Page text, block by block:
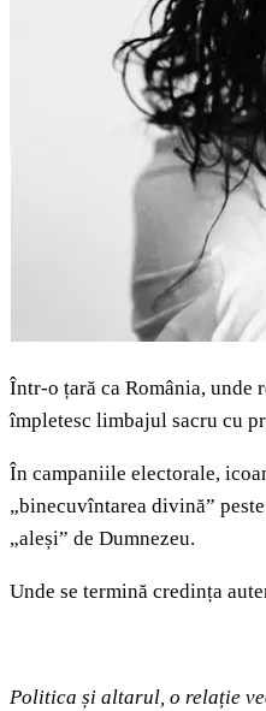
Într-o țară ca România,
împletesc limbajul sacru cu
În campaniile electorale,
„binecuvîntarea divină”
„aleși” de Dumnezeu.
Unde se termină credința
Politica și altarul, o relație